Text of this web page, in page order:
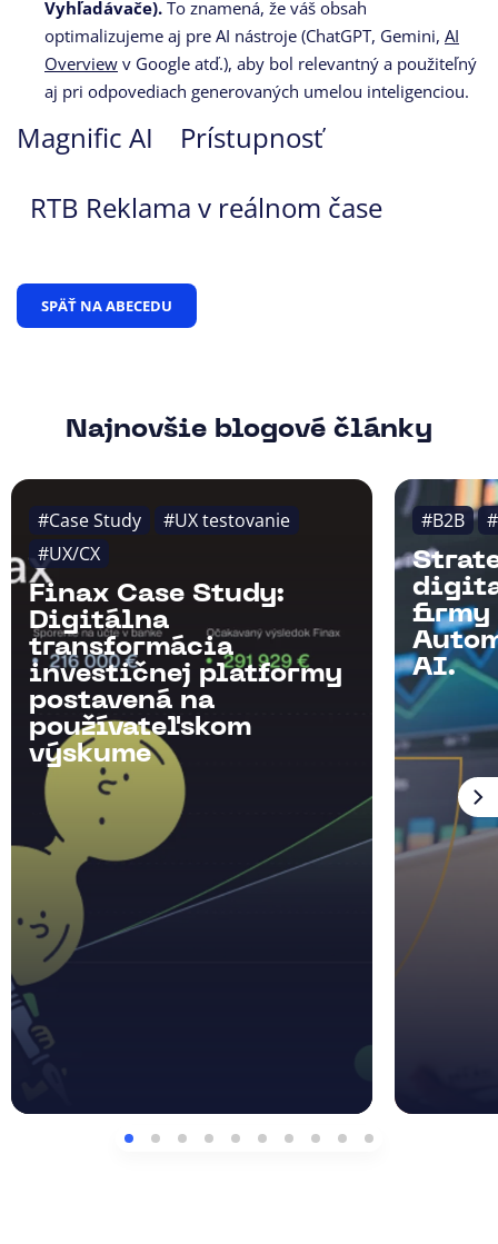
Vyhľadávače). To znamená, že váš obsah
optimalizujeme aj pre AI nástroje (ChatGPT, Gemini, AI
Overview v Google atď.), aby bol relevantný a použiteľný
aj pri odpovediach generovaných umelou inteligenciou.
Magnific AI
Prístupnosť
RTB Reklama v reálnom čase
SPÄŤ NA ABECEDU
Najnovšie blogové články
#Case Study
#UX testovanie
#UX/CX
Finax Case Study:
Digitálna
transformácia
investičnej platformy
postavená na
používateľskom
výskume
#B2B
firmy
AI.